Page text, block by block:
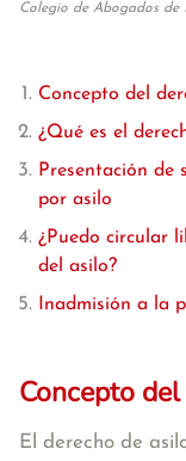
Colegio de Abogados de
Concepto del
¿Qué es el
Presentación de
por asilo
¿Puedo circular
del asilo?
Inadmisión a la
Concepto
El derecho de